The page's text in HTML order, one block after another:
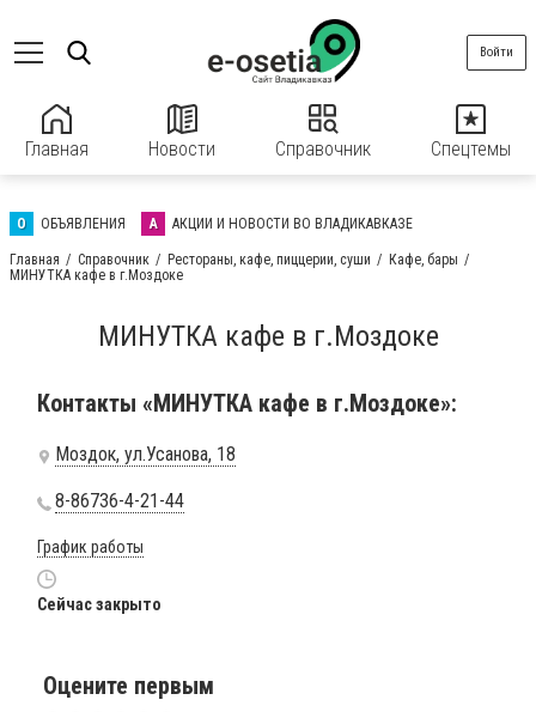
Главная Новости Справочник Спецтемы
Войти
О ОБЪЯВЛЕНИЯ А АКЦИИ И НОВОСТИ ВО ВЛАДИКАВКАЗЕ
Главная Справочник Рестораны, кафе, пиццерии, суши
Кафе, бары
МИНУТКА кафе в г.Моздоке
МИНУТКА кафе в г.Моздоке
Контакты «МИНУТКА кафе в г.Моздоке»:
Моздок, ул.Усанова, 18
8-86736-4-21-44
График работы
Сейчас закрыто
Оцените первым